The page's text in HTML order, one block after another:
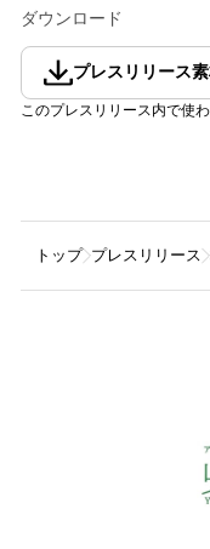
ダウンロード
プレスリリース
このプレスリリース内で使
トップ プレスリリース